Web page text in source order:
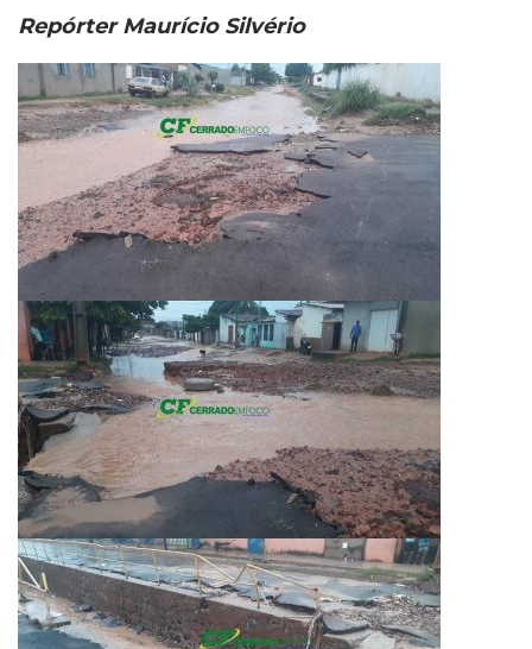
Repórter Maurício Silvério